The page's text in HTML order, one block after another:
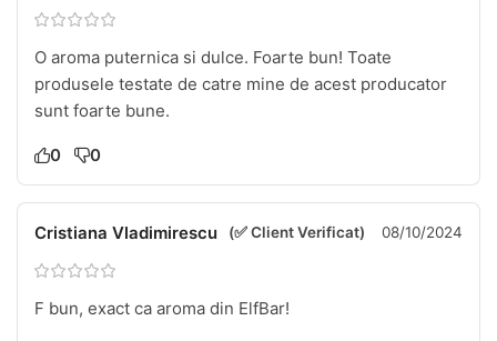
O aroma puternica si dulce. Foarte bun! Toate
produsele testate de catre mine de acest producator
sunt foarte bune.
0 0
Cristiana Vladimirescu (✅ Client Verificat) 08/10/2024
F bun, exact ca aroma din ElfBar!